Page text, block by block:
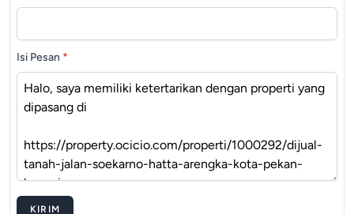
Isi Pesan *
KIRIM